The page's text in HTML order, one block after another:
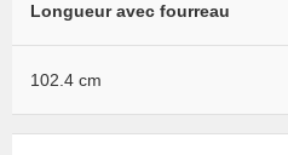
Longueur avec fourreau
102.4 cm